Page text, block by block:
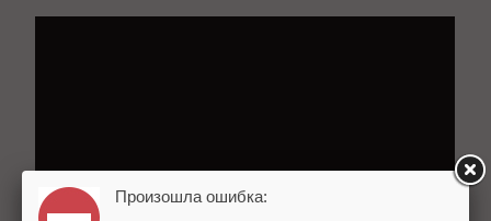
Произошла ошибка: